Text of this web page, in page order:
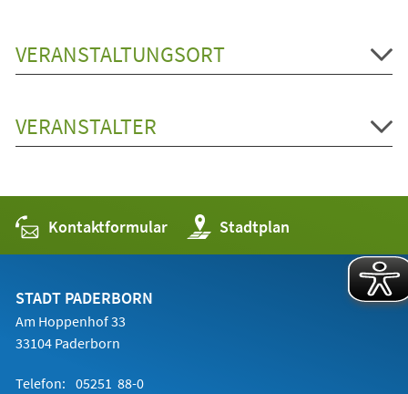
VERANSTALTUNGSORT
VERANSTALTER
Kontaktformular Stadtplan
(Öffnet
in
einem
STADT PADERBORN
Am Hoppenhof 33
33104 Paderborn
Telefon: 05251 88-0